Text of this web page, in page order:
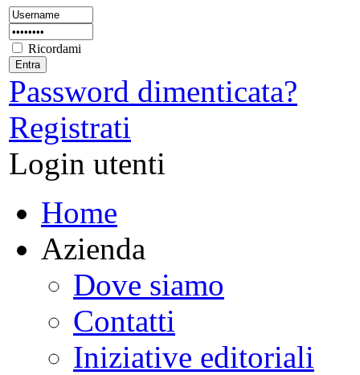
Ricordami
Password dimenticata?
Registrati
Login utenti
Home
Azienda
Dove siamo
Contatti
Iniziative editoriali